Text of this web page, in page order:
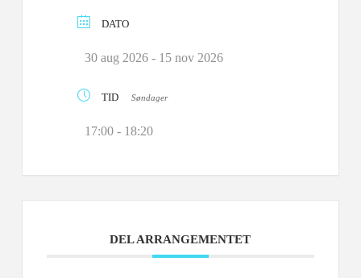
DATO
30 aug 2026 - 15 nov 2026
TID Søndager
17:00 - 18:20
DEL ARRANGEMENTET